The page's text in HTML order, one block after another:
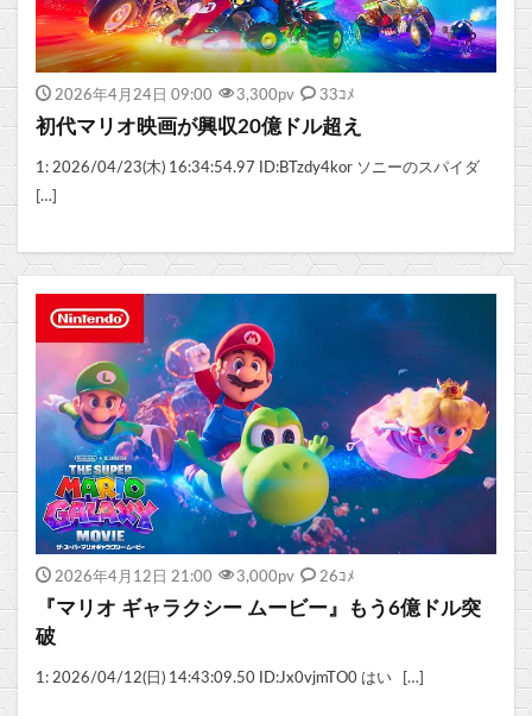
2026年4月24日 09:00 3,300pv 33ｺﾒ
初代マリオ映画が興収20億ドル超え
1: 2026/04/23(木) 16:34:54.97 ID:BTzdy4kor ソニーのスパイダ
[…]
2026年4月12日 21:00 3,000pv 26ｺﾒ
『マリオ ギャラクシー ムービー』もう6億ドル突
破
1: 2026/04/12(日) 14:43:09.50 ID:Jx0vjmTO0 はい […]